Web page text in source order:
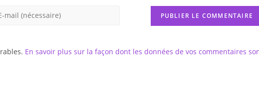
En savoir plus sur la façon dont les données de vos commentaires